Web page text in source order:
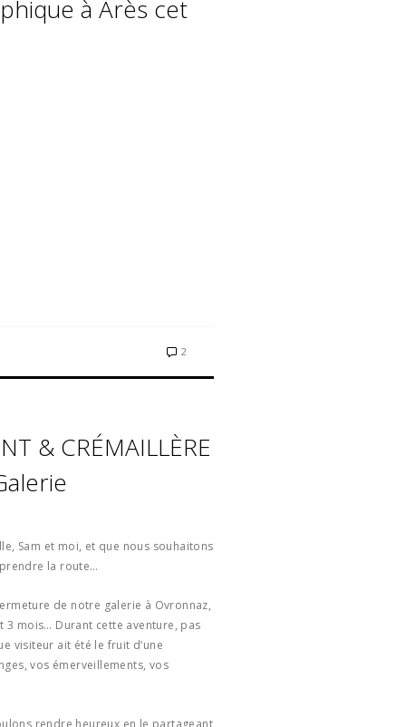
à Arès cet
2
& CRÉMAILLÈRE
Sam et moi, et que nous souhaitons
la route…
de notre galerie à Ovronnaz,
3 mois… Durant cette aventure, pas
visiteur ait été le fruit d’une
vos émerveillements, vos
rendre heureux en le partageant